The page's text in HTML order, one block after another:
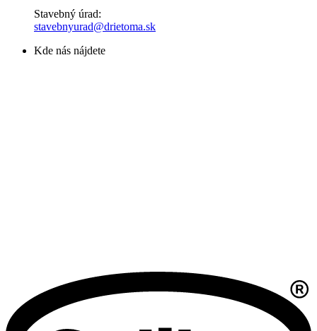
Stavebný úrad:
stavebnyurad@drietoma.sk
Kde nás nájdete